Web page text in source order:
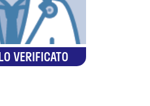
VERIFICATO